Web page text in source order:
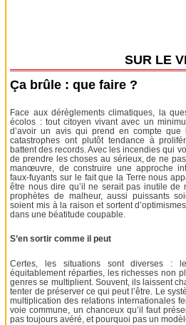
SUR LE
Ça brûle : que faire ?
Face aux dérèglements climatiques, la
écolos : tout citoyen vivant avec un
d’avoir un avis qui prend en compte
catastrophes ont plutôt tendance à
battent des records. Avec les incendies qui
de prendre les choses au sérieux, de ne
manœuvre, de construire une approche
faux-fuyants sur le fait que la Terre nous
être nous dire qu’il ne serait pas inutile de
prophètes de malheur, aussi puissants
soient mis à la raison et sortent
dans une béatitude coupable.
S’en sortir comme il peut
Certes, les situations sont diverses :
équitablement réparties, les richesses non
genres se multiplient. Souvent, ils laissent
tenter de préserver ce qui peut l’être. Le
multiplication des relations internationales
voie commune, un chanceux qu’il faut
pas toujours avéré, et pourquoi pas un